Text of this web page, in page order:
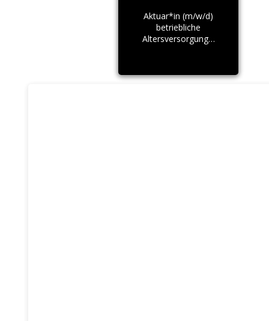
Aktuar*in (m/w/d)
betriebliche
Altersversorgung…